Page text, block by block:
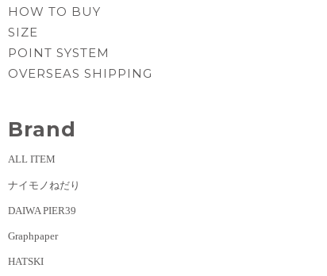
HOW TO BUY
SIZE
POINT SYSTEM
OVERSEAS SHIPPING
Brand
ALL ITEM
ナイモノねだり
DAIWA PIER39
Graphpaper
HATSKI